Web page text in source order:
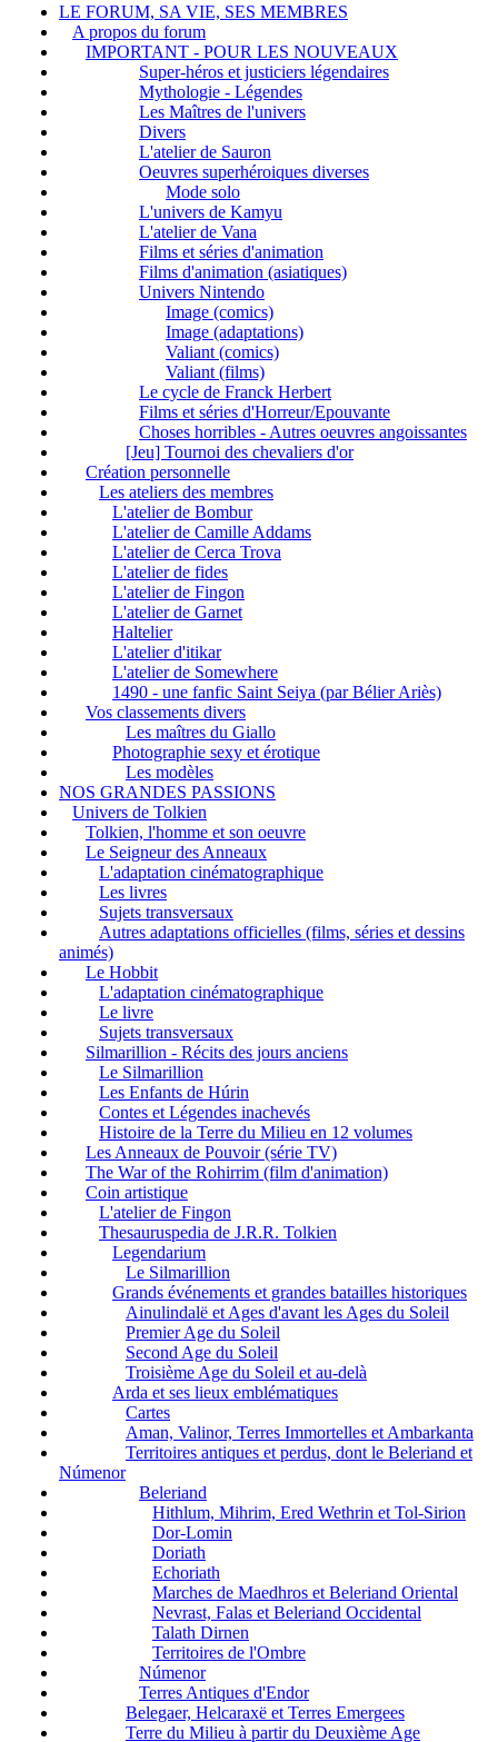
LE FORUM, SA VIE, SES MEMBRES
A propos du forum
IMPORTANT - POUR LES NOUVEAUX
Super-héros et justiciers légendaires
Mythologie - Légendes
Les Maîtres de l'univers
Divers
L'atelier de Sauron
Oeuvres superhéroiques diverses
Mode solo
L'univers de Kamyu
L'atelier de Vana
Films et séries d'animation
Films d'animation (asiatiques)
Univers Nintendo
Image (comics)
Image (adaptations)
Valiant (comics)
Valiant (films)
Le cycle de Franck Herbert
Films et séries d'Horreur/Epouvante
Choses horribles - Autres oeuvres angoissantes
[Jeu] Tournoi des chevaliers d'or
Création personnelle
Les ateliers des membres
L'atelier de Bombur
L'atelier de Camille Addams
L'atelier de Cerca Trova
L'atelier de fides
L'atelier de Fingon
L'atelier de Garnet
Haltelier
L'atelier d'itikar
L'atelier de Somewhere
1490 - une fanfic Saint Seiya (par Bélier Ariès)
Vos classements divers
Les maîtres du Giallo
Photographie sexy et érotique
Les modèles
NOS GRANDES PASSIONS
Univers de Tolkien
Tolkien, l'homme et son oeuvre
Le Seigneur des Anneaux
L'adaptation cinématographique
Les livres
Sujets transversaux
Autres adaptations officielles (films, séries et dessins
animés)
Le Hobbit
L'adaptation cinématographique
Le livre
Sujets transversaux
Silmarillion - Récits des jours anciens
Le Silmarillion
Les Enfants de Húrin
Contes et Légendes inachevés
Histoire de la Terre du Milieu en 12 volumes
Les Anneaux de Pouvoir (série TV)
The War of the Rohirrim (film d'animation)
Coin artistique
L'atelier de Fingon
Thesauruspedia de J.R.R. Tolkien
Legendarium
Le Silmarillion
Grands événements et grandes batailles historiques
Ainulindalë et Ages d'avant les Ages du Soleil
Premier Age du Soleil
Second Age du Soleil
Troisième Age du Soleil et au-delà
Arda et ses lieux emblématiques
Cartes
Aman, Valinor, Terres Immortelles et Ambarkanta
Territoires antiques et perdus, dont le Beleriand et
Númenor
Beleriand
Hithlum, Mihrim, Ered Wethrin et Tol-Sirion
Dor-Lomin
Doriath
Echoriath
Marches de Maedhros et Beleriand Oriental
Nevrast, Falas et Beleriand Occidental
Talath Dirnen
Territoires de l'Ombre
Númenor
Terres Antiques d'Endor
Belegaer, Helcaraxë et Terres Emergees
Terre du Milieu à partir du Deuxième Age